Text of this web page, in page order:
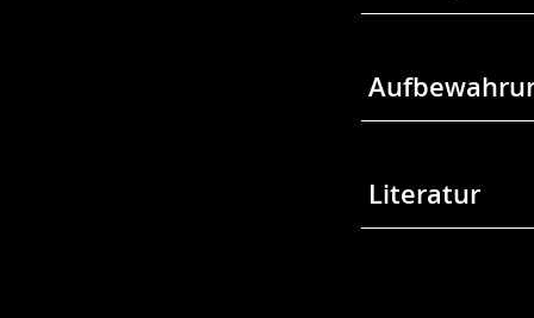
Literatur